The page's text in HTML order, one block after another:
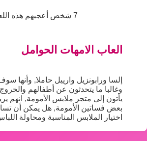
7 شخص أعجبهم هذه اللعبة، انضم إليهم!
العاب الامهات الحوامل
إلسا ورابونزيل وارييل حاملا, وأنها
وغالبا ما يتحدثون عن أطفالهم
يأتون إلى متجر ملابس الأمومة, انهم
بعض فساتين الأمومة, هل يمكن أن
اختيار الملابس المناسبة ومحاولة